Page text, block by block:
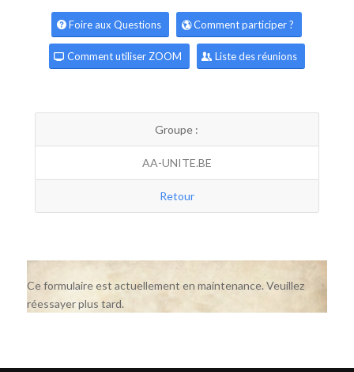
Foire aux Questions Comment participer ?
Comment utiliser ZOOM Liste des réunions
Groupe :
AA-UNITE.BE
Retour
Ce formulaire est actuellement en maintenance. Veuillez
réessayer plus tard.